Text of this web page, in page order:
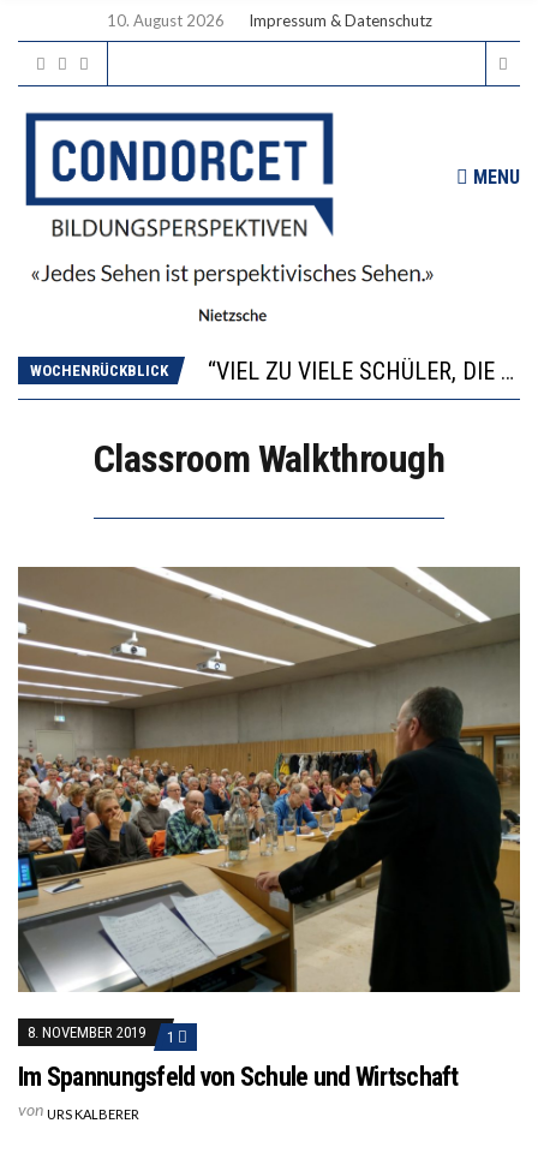
10. August 2026 Impressum & Datenschutz
MENU
WOCHENRÜCKBLICK
“VIEL ZU VIELE SCHÜLER, DIE GEMESSEN AN IHREN FÄHIGKEITEN GAR NICHT ANS GYMNASIUM GEHÖREN”
DIE GANZE HILFLOSIGKEIT DES BILDUNGSBÜRGERTUMS
Classroom Walkthrough
8. NOVEMBER 2019 1
Im Spannungsfeld von Schule und Wirtschaft
von URS KALBERER